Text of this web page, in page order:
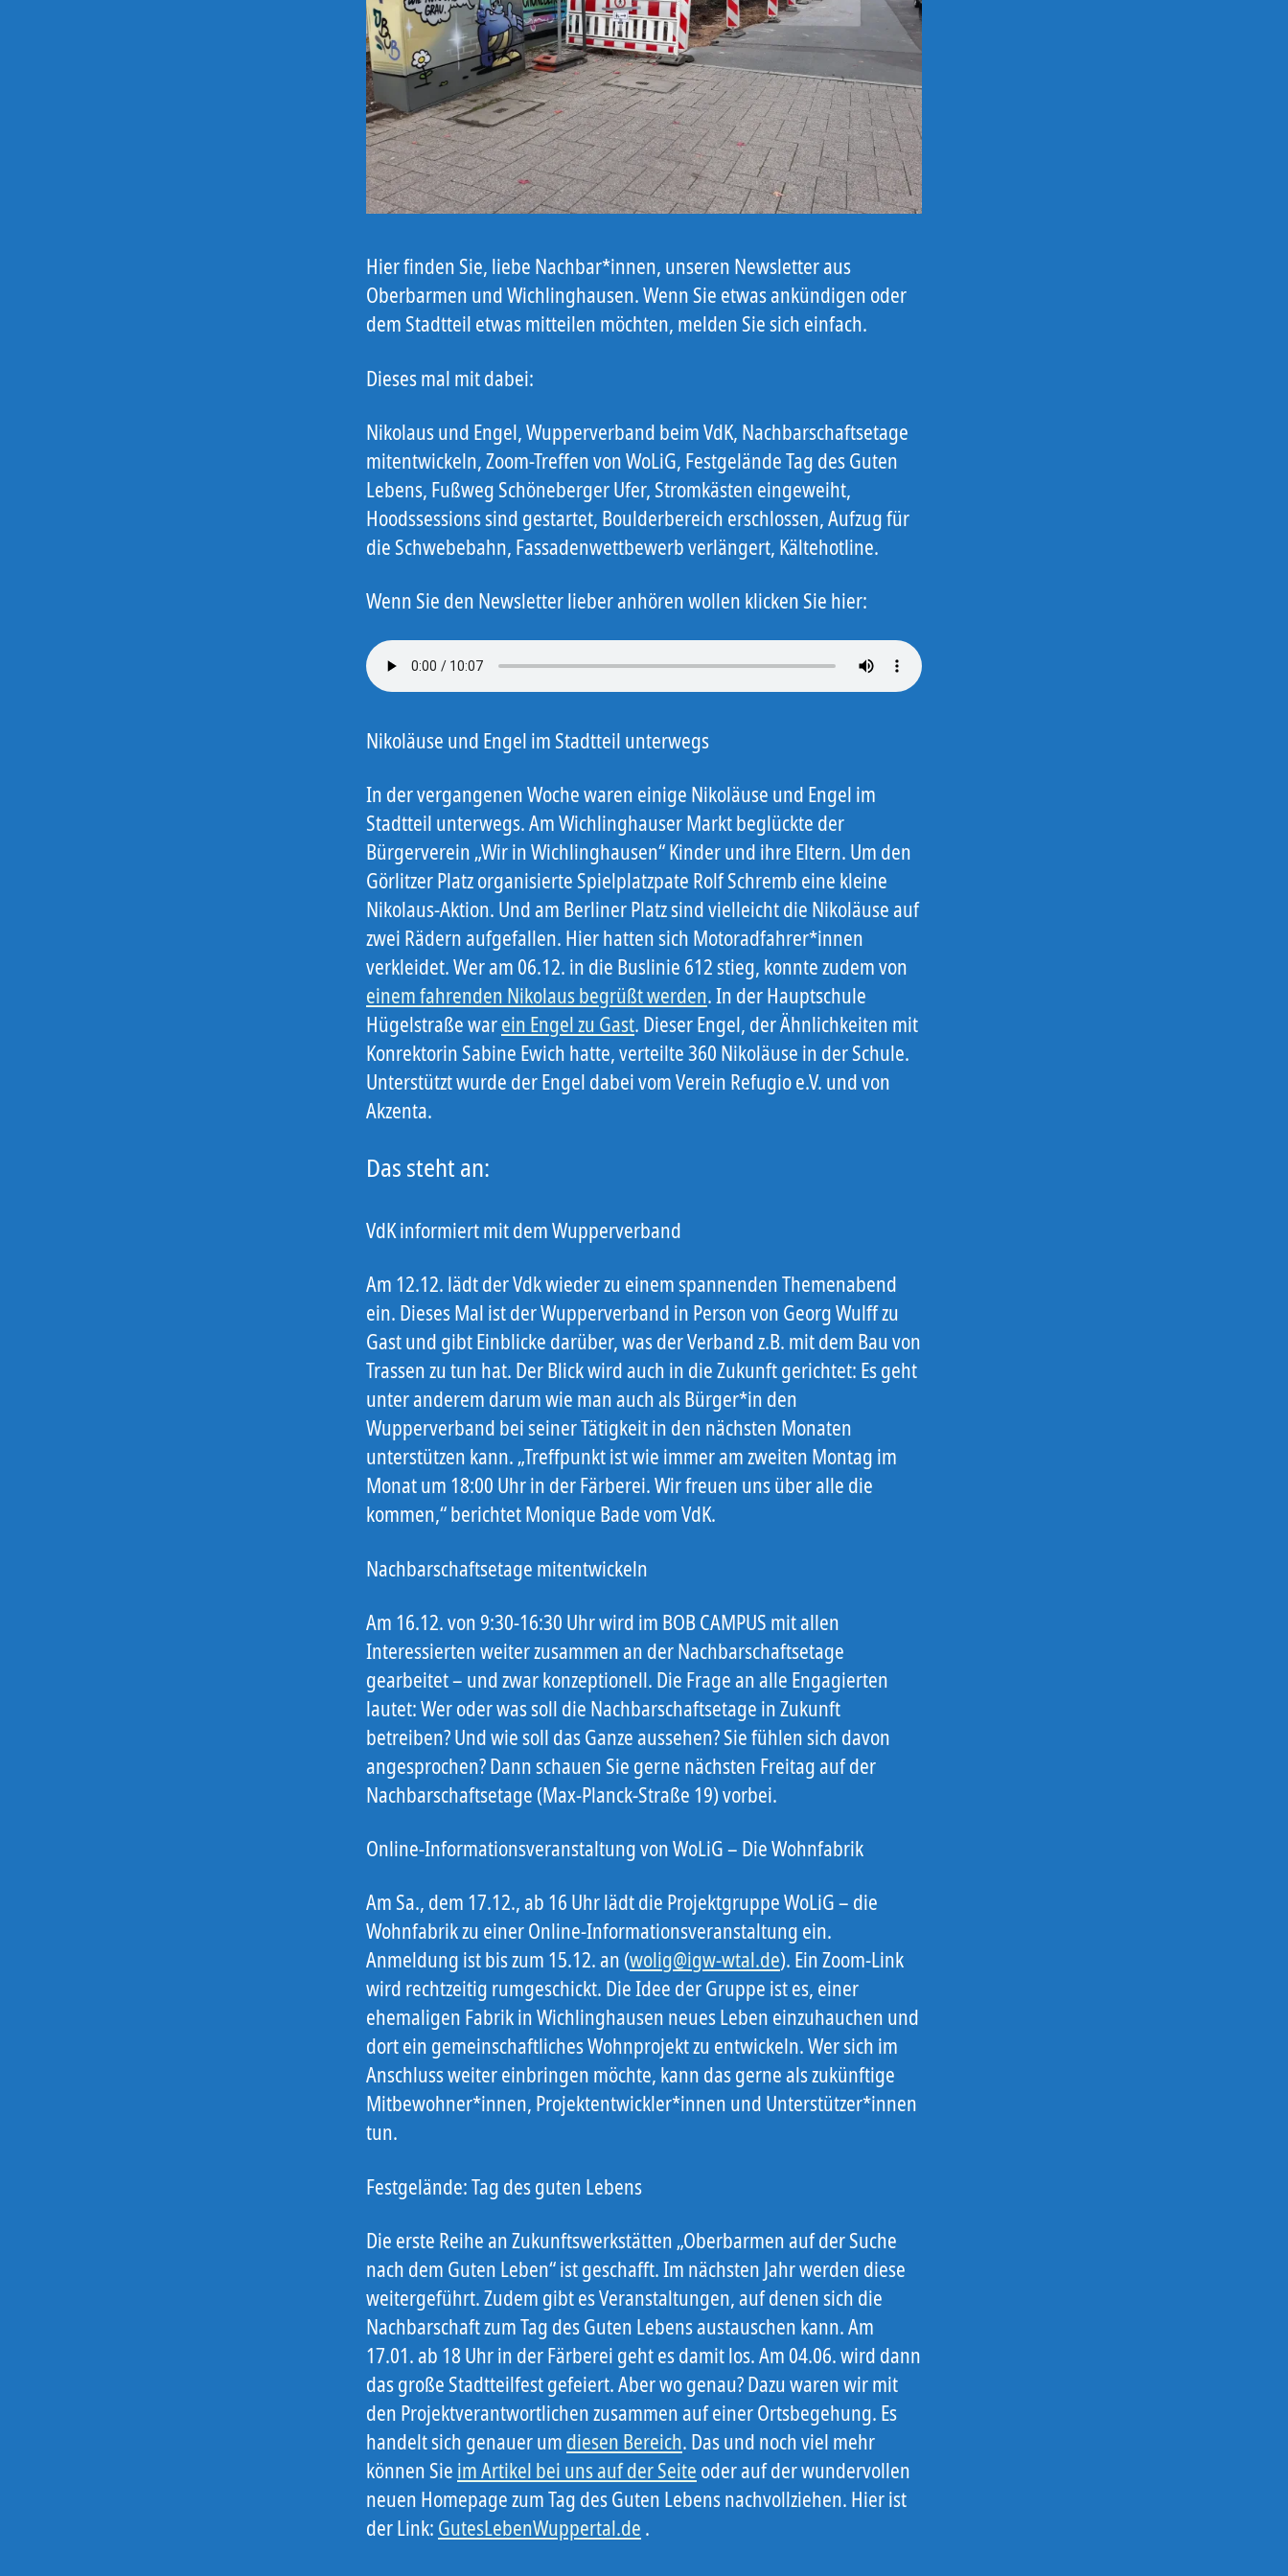
Hier finden Sie, liebe Nachbar*innen, unseren Newsletter aus
Oberbarmen und Wichlinghausen. Wenn Sie etwas ankündigen oder
dem Stadtteil etwas mitteilen möchten, melden Sie sich einfach.
Dieses mal mit dabei:
Nikolaus und Engel, Wupperverband beim VdK, Nachbarschaftsetage
mitentwickeln, Zoom-Treffen von WoLiG, Festgelände Tag des Guten
Lebens, Fußweg Schöneberger Ufer, Stromkästen eingeweiht,
Hoodssessions sind gestartet, Boulderbereich erschlossen, Aufzug für
die Schwebebahn, Fassadenwettbewerb verlängert, Kältehotline.
Wenn Sie den Newsletter lieber anhören wollen klicken Sie hier:
Nikoläuse und Engel im Stadtteil unterwegs
In der vergangenen Woche waren einige Nikoläuse und Engel im
Stadtteil unterwegs. Am Wichlinghauser Markt beglückte der
Bürgerverein „Wir in Wichlinghausen“ Kinder und ihre Eltern. Um den
Görlitzer Platz organisierte Spielplatzpate Rolf Schremb eine kleine
Nikolaus-Aktion. Und am Berliner Platz sind vielleicht die Nikoläuse auf
zwei Rädern aufgefallen. Hier hatten sich Motoradfahrer*innen
verkleidet. Wer am 06.12. in die Buslinie 612 stieg, konnte zudem von
einem fahrenden Nikolaus begrüßt werden. In der Hauptschule
Hügelstraße warein Engel zu Gast. Dieser Engel, der Ähnlichkeiten mit
Konrektorin Sabine Ewich hatte, verteilte 360 Nikoläuse in der Schule.
Unterstützt wurde der Engel dabei vom Verein Refugio e.V. und von
Akzenta.
Das steht an:
VdK informiert mit dem Wupperverband
Am 12.12. lädt der Vdk wieder zu einem spannenden Themenabend
ein. Dieses Mal ist der Wupperverband in Person von Georg Wulff zu
Gast und gibt Einblicke darüber, was der Verband z.B. mit dem Bau von
Trassen zu tun hat. Der Blick wird auch in die Zukunft gerichtet: Es geht
unter anderem darum wie man auch als Bürger*in den
Wupperverband bei seiner Tätigkeit in den nächsten Monaten
unterstützen kann. „Treffpunkt ist wie immer am zweiten Montag im
Monat um 18:00 Uhr in der Färberei. Wir freuen uns über alle die
kommen,“ berichtet Monique Bade vom VdK.
Nachbarschaftsetage mitentwickeln
Am 16.12. von 9:30-16:30 Uhr wird im BOB CAMPUS mit allen
Interessierten weiter zusammen an der Nachbarschaftsetage
gearbeitet – und zwar konzeptionell. Die Frage an alle Engagierten
lautet: Wer oder was soll die Nachbarschaftsetage in Zukunft
betreiben? Und wie soll das Ganze aussehen? Sie fühlen sich davon
angesprochen? Dann schauen Sie gerne nächsten Freitag auf der
Nachbarschaftsetage (Max-Planck-Straße 19) vorbei.
Online-Informationsveranstaltung von WoLiG – Die Wohnfabrik
Am Sa., dem 17.12., ab 16 Uhr lädt die Projektgruppe WoLiG – die
Wohnfabrik zu einer Online-Informationsveranstaltung ein.
Anmeldung ist bis zum 15.12. an (wolig@igw-wtal.de). Ein Zoom-Link
wird rechtzeitig rumgeschickt. Die Idee der Gruppe ist es, einer
ehemaligen Fabrik in Wichlinghausen neues Leben einzuhauchen und
dort ein gemeinschaftliches Wohnprojekt zu entwickeln. Wer sich im
Anschluss weiter einbringen möchte, kann das gerne als zukünftige
Mitbewohner*innen, Projektentwickler*innen und Unterstützer*innen
tun.
Festgelände: Tag des guten Lebens
Die erste Reihe an Zukunftswerkstätten „Oberbarmen auf der Suche
nach dem Guten Leben“ ist geschafft. Im nächsten Jahr werden diese
weitergeführt. Zudem gibt es Veranstaltungen, auf denen sich die
Nachbarschaft zum Tag des Guten Lebens austauschen kann. Am
17.01. ab 18 Uhr in der Färberei geht es damit los. Am 04.06. wird dann
das große Stadtteilfest gefeiert. Aber wo genau? Dazu waren wir mit
den Projektverantwortlichen zusammen auf einer Ortsbegehung. Es
handelt sich genauer um diesen Bereich. Das und noch viel mehr
können Sie im Artikel bei uns auf der Seite oder auf der wundervollen
neuen Homepage zum Tag des Guten Lebens nachvollziehen. Hier ist
der Link: GutesLebenWuppertal.de .